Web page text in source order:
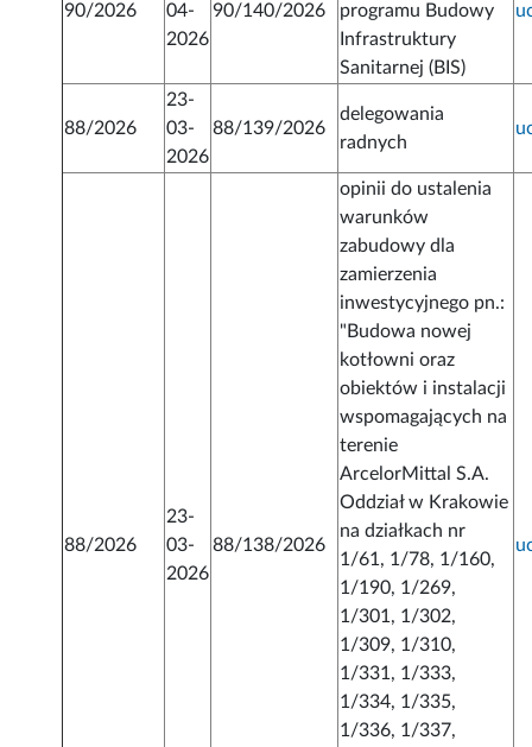
90/2026
04-
2026
90/140/2026
programu Budowy
Infrastruktury
Sanitarnej (BIS)
88/2026
23-
03-
2026
88/139/2026
delegowania
radnych
88/2026
23-
03-
2026
88/138/2026
opinii do ustalenia
warunków
zabudowy dla
zamierzenia
inwestycyjnego pn.:
"Budowa nowej
kotłowni oraz
obiektów i instalacji
wspomagających na
terenie
ArcelorMittal S.A.
Oddział w Krakowie
na działkach nr
1/61, 1/78, 1/160,
1/190, 1/269,
1/301, 1/302,
1/309, 1/310,
1/331, 1/333,
1/334, 1/335,
1/336, 1/337,